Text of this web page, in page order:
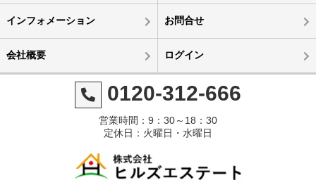
インフォメーション お問合せ
会社概要 ログイン
0120-312-666
営業時間：9：30～18：30
定休日：火曜日・水曜日